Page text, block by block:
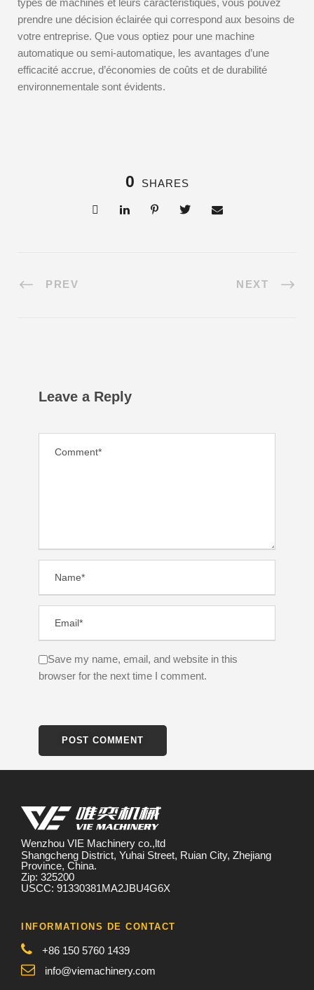
types de machines et leurs caractéristiques, vous pouvez
prendre une décision éclairée qui correspond aux besoins de
votre entreprise. Que vous optiez pour une machine
automatique ou semi-automatique, les avantages d’une
efficacité accrue, d’économies de coûts et de durabilité
environnementale sont évidents.
0 SHARES
PREV NEXT
Leave a Reply
Save my name, email, and website in this
browser for the next time I comment.
Wenzhou VIE Machinery co.,ltd
Shangcheng District, Yuhai Street, Ruian City, Zhejiang
Province, China.
Zip: 325200
USCC: 91330381MA2JBU4G6X
INFORMATIONS DE CONTACT
+86 150 5760 1439
info@viemachinery.com